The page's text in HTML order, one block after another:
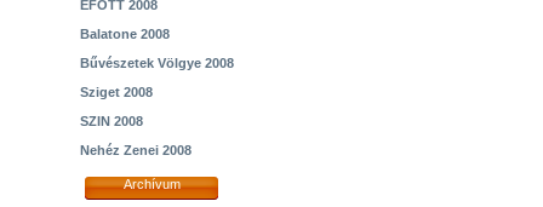
EFOTT 2008
Balatone 2008
Bűvészetek Völgye 2008
Sziget 2008
SZIN 2008
Nehéz Zenei 2008
Archívum